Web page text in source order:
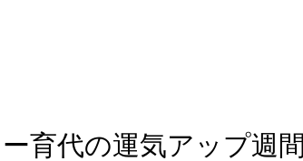
育代の運気アップ週間